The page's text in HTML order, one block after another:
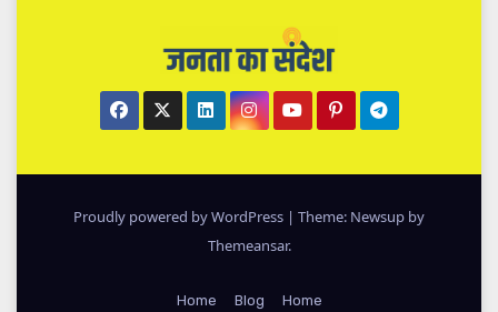
Proudly powered by WordPress | Theme: Newsup by
Themeansar.
Home Blog Home